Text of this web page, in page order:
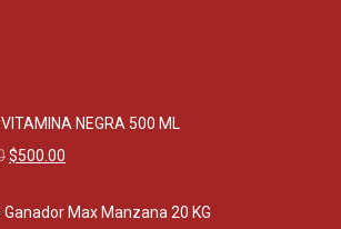
NEGRA 500 ML
Original
was:
$500.00
is:
Ganador Max Manzana 20 KG